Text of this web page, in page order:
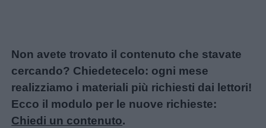
Non avete trovato il contenuto che stavate
cercando? Chiedetecelo: ogni mese
realizziamo i materiali più richiesti dai lettori!
Ecco il modulo per le nuove richieste:
Chiedi un contenuto.